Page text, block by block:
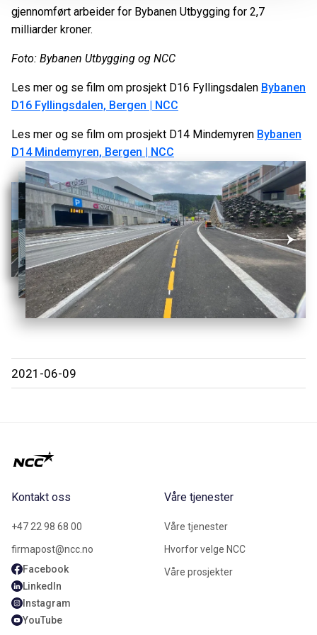
gjennomført arbeider for Bybanen Utbygging for 2,7
milliarder kroner.
Foto: Bybanen Utbygging og NCC
Les mer og se film om prosjekt D16 Fyllingsdalen Bybanen
D16 Fyllingsdalen, Bergen | NCC
Les mer og se film om prosjekt D14 Mindemyren Bybanen
D14 Mindemyren, Bergen | NCC
2021-06-09
Kontakt oss
+47 22 98 68 00
firmapost@ncc.no
Facebook
LinkedIn
Instagram
YouTube
Våre tjenester
Våre tjenester
Hvorfor velge NCC
Våre prosjekter